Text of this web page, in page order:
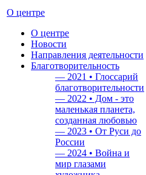
О центре
О центре
Новости
Направления деятельности
Благотворительность
— 2021 • Глоссарий
благотворительности
— 2022 • Дом - это
маленькая планета,
созданная любовью
— 2023 • От Руси до
России
— 2024 • Война и
мир глазами